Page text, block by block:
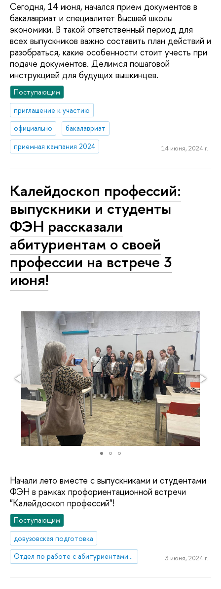
Сегодня, 14 июня, начался прием документов в
бакалавриат и специалитет Высшей школы
экономики. В такой ответственный период для
всех выпускников важно составить план действий и
разобраться, какие особенности стоит учесть при
подаче документов. Делимся пошаговой
инструкцией для будущих вышкинцев.
Поступающим
приглашение к участию
официально
бакалавриат
приемная кампания 2024
14 июня, 2024 г.
Калейдоскоп профессий:
выпускники и студенты
ФЭН рассказали
абитуриентам о своей
профессии на встрече 3
июня!
Начали лето вместе с выпускниками и студентами
ФЭН в рамках профориентационной встречи
"Калейдоскоп профессий"!
Поступающим
довузовская подготовка
Отдел по работе с абитуриентами, выпускниками и работодателями
3 июня, 2024 г.